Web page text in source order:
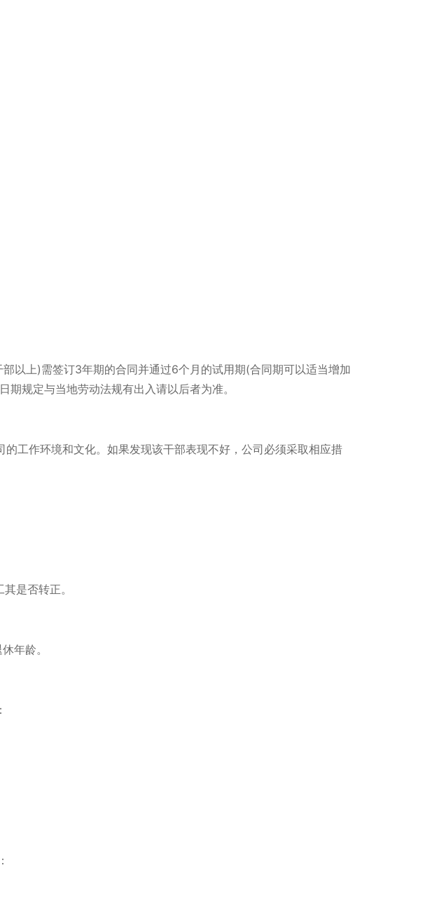
以上)需签订3年期的合同并通过6个月的试用期(合同期可以适当增加
规定与当地劳动法规有出入请以后者为准。
工作环境和文化。如果发现该干部表现不好，公司必须采取相应措
是否转正。
年龄。